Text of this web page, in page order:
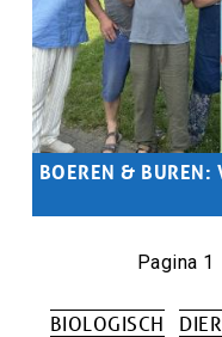
BOEREN & BUREN:
Ontmoet de
Buurderij Kortenberg.
PAGINERINGPagina 1
BIOLOGISCH